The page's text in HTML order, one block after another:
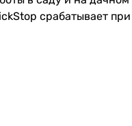
срабатывает